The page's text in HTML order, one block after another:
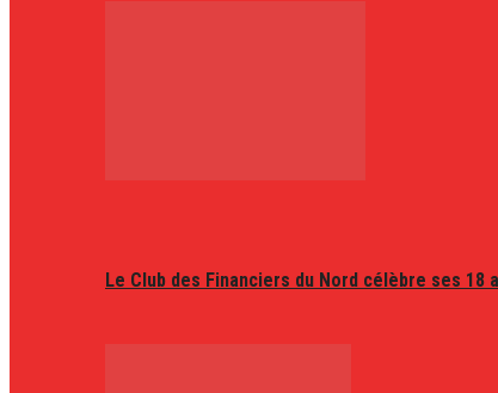
Le Club des Financiers du Nord célèbre ses